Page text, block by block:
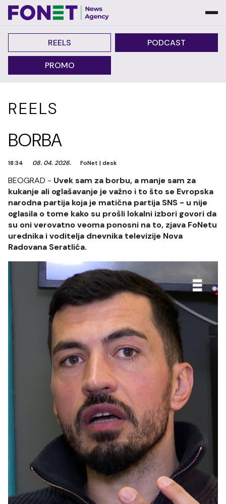
REELS PODCAST
PROMO
REELS
BORBA
18:34 08. 04. 2026. FoNet |desk
BEOGRAD - Uvek sam za borbu, a manje sam za
kukanje ali oglašavanje je važno i to što se Evropska
narodna partija koja je matična partija SNS - u nije
oglasila o tome kako su prošli lokalni izbori govori da
su oni verovatno veoma ponosni na to, zjava FoNetu
urednika i voditelja dnevnika televizije Nova
Radovana Seratlića.